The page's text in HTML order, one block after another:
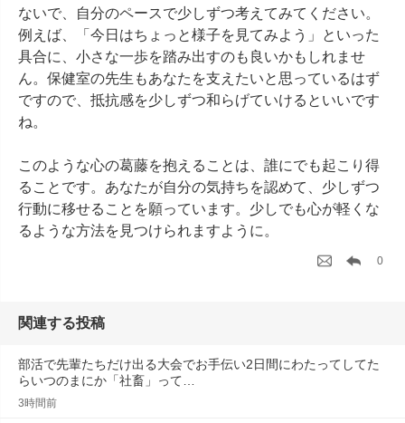
ないで、自分のペースで少しずつ考えてみてください。
例えば、「今日はちょっと様子を見てみよう」といった
具合に、小さな一歩を踏み出すのも良いかもしれませ
ん。保健室の先生もあなたを支えたいと思っているはず
ですので、抵抗感を少しずつ和らげていけるといいです
ね。
このような心の葛藤を抱えることは、誰にでも起こり得
ることです。あなたが自分の気持ちを認めて、少しずつ
行動に移せることを願っています。少しでも心が軽くな
るような方法を見つけられますように。
0
関連する投稿
部活で先輩たちだけ出る大会でお手伝い2日間にわたってしてた
らいつのまにか「社畜」って…
3時間前